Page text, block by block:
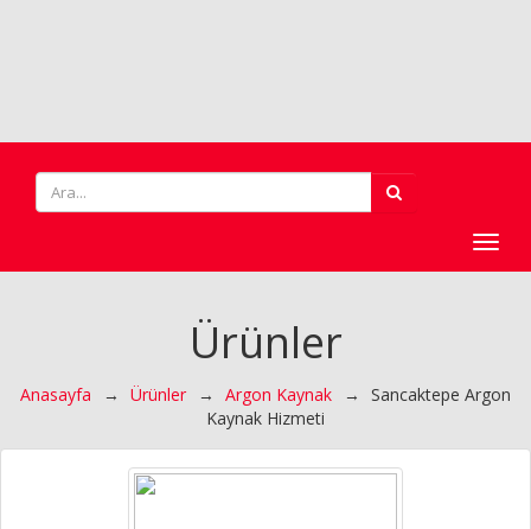
Ürünler
Anasayfa → Ürünler → Argon Kaynak →
Sancaktepe Argon
Kaynak Hizmeti